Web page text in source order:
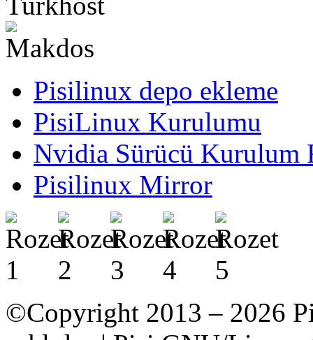
Pisilinux depo ekleme
PisiLinux Kurulumu
Nvidia Sürücü Kurulum
Pisilinux Mirror
©Copyright 2013 – 2026